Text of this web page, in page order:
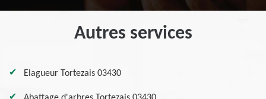
Autres services
Elagueur Tortezais 03430